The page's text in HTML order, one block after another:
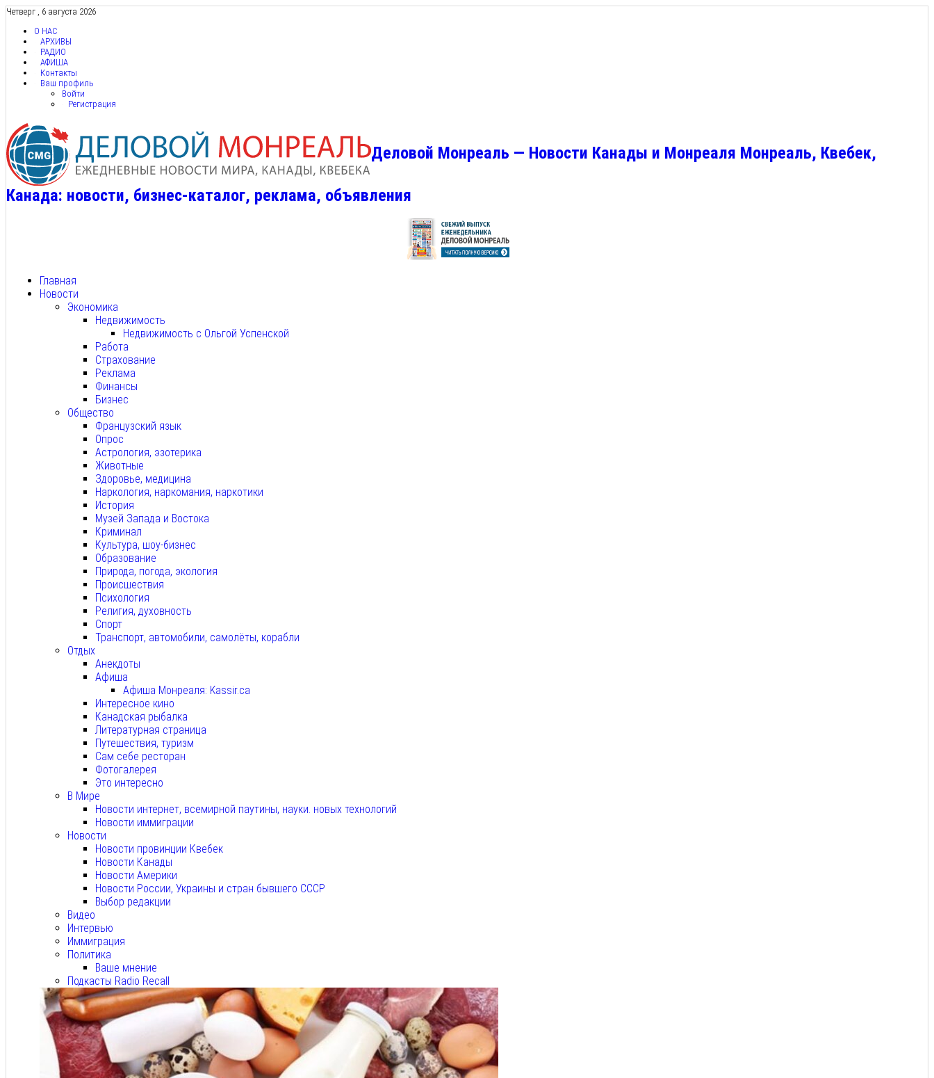
Четверг , 6 августа 2026
О НАС
АРХИВЫ
РАДИО
АФИША
Контакты
Ваш профиль
Войти
Регистрация
Деловой Монреаль — Новости Канады и Монреаля Монреаль, Квебек,
Канада: новости, бизнес-каталог, реклама, объявления
Главная
Новости
Экономика
Недвижимость
Недвижимость с Ольгой Успенской
Работа
Страхование
Реклама
Финансы
Бизнес
Общество
Французский язык
Опрос
Астрология, эзотерика
Животные
Здоровье, медицина
Наркология, наркомания, наркотики
История
Музей Запада и Востока
Криминал
Культура, шоу-бизнес
Образование
Природа, погода, экология
Происшествия
Психология
Религия, духовность
Спорт
Транспорт, автомобили, самолёты, корабли
Отдых
Анекдоты
Афиша
Афиша Монреаля: Kassir.ca
Интересное кино
Канадская рыбалка
Литературная страница
Путешествия, туризм
Сам себе ресторан
Фотогалерея
Это интересно
В Мире
Новости интернет, всемирной паутины, науки. новых технологий
Новости иммиграции
Новости
Новости провинции Квебек
Новости Канады
Новости Америки
Новости России, Украины и стран бывшего СССР
Выбор редакции
Видео
Интервью
Иммиграция
Политика
Ваше мнение
Подкасты Radio Recall